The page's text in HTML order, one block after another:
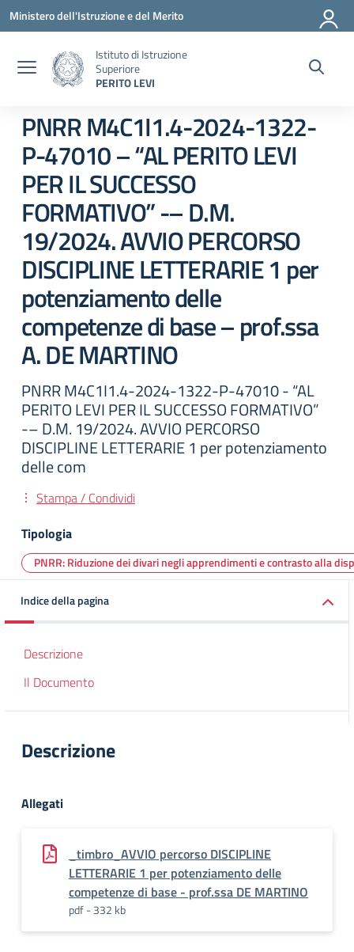
Vai ai contenuti
Vai al menu di navigazione
Vai al footer
Ministero dell'Istruzione e del Merito
Istituto di Istruzione
Superiore
PERITO LEVI
PNRR M4C1I1.4-2024-1322-
P-47010 – “AL PERITO LEVI
PER IL SUCCESSO
FORMATIVO” -– D.M.
19/2024. AVVIO PERCORSO
DISCIPLINE LETTERARIE 1 per
potenziamento delle
competenze di base – prof.ssa
A. DE MARTINO
PNRR M4C1I1.4-2024-1322-P-47010 - “AL
PERITO LEVI PER IL SUCCESSO FORMATIVO”
-– D.M. 19/2024. AVVIO PERCORSO
DISCIPLINE LETTERARIE 1 per potenziamento
delle com
Stampa / Condividi
Tipologia
PNRR: Riduzione dei divari negli apprendimenti e contrasto alla
Indice della pagina
Descrizione
Il Documento
Descrizione
Allegati
_timbro_AVVIO percorso DISCIPLINE
LETTERARIE 1 per potenziamento delle
competenze di base - prof.ssa DE MARTINO
pdf - 332 kb